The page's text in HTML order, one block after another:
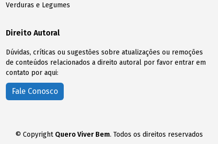
Verduras e Legumes
Direito Autoral
Dúvidas, críticas ou sugestões sobre atualizações ou remoções
de conteúdos relacionados a direito autoral por favor entrar em
contato por aqui:
Fale Conosco
© Copyright Quero Viver Bem. Todos os direitos reservados